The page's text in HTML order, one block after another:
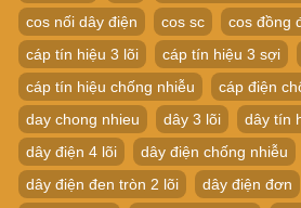
cos nối dây điện
cos sc cos đồng
cáp tín hiệu 3 lõi
cáp tín hiệu 3 sợi
cáp tín hiệu chống nhiễu
cáp điện
day chong nhieu
dây 3 lõi dây tín
dây điện 4 lõi
dây điện chống nhiễu
dây điện đen tròn 2 lõi
dây điện đơn